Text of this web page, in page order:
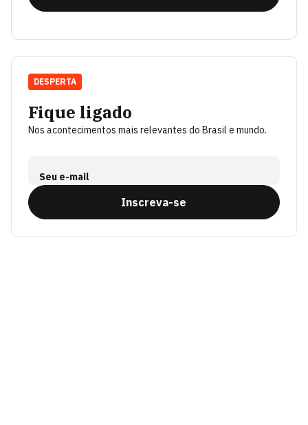
Fique ligado
Nos acontecimentos mais relevantes do Brasil e mundo.
Seu e-mail
Inscreva-se
DESPERTA